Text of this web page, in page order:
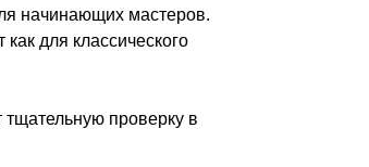
начинающих мастеров.
для классического
проверку в